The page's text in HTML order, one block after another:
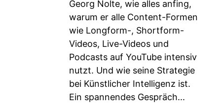
Georg Nolte, wie alles anfing,
warum er alle Content-Formen
wie Longform-, Shortform-
Videos, Live-Videos und
Podcasts auf YouTube intensiv
nutzt. Und wie seine Strategie
bei Künstlicher Intelligenz ist.
Ein spannendes Gespräch...